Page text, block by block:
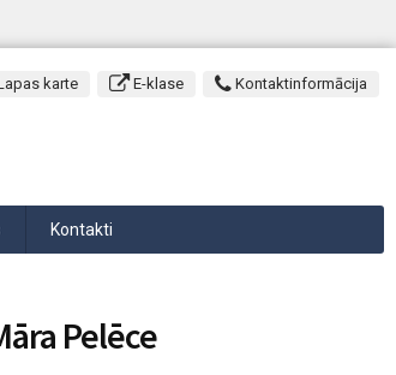
karte E-klase Kontaktinformācija
Kontakti
Pelēce